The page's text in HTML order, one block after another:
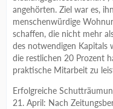
angehörten. Ziel war es,
menschenwürdige
schaffen, die nicht mehr
des notwendigen Kapitals
die restlichen 20 Prozent
praktische Mitarbeit zu
Erfolgreiche
21. April: Nach